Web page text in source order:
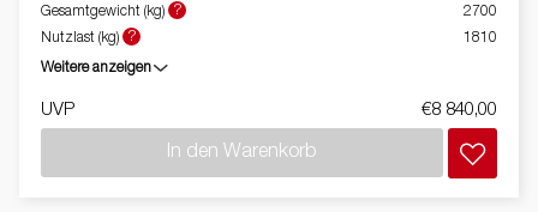
Gesamtgewicht (kg)
?
2700
Nutzlast (kg)
? 1810
Weitere anzeigen
UVP €8 840,00
In den Warenkorb